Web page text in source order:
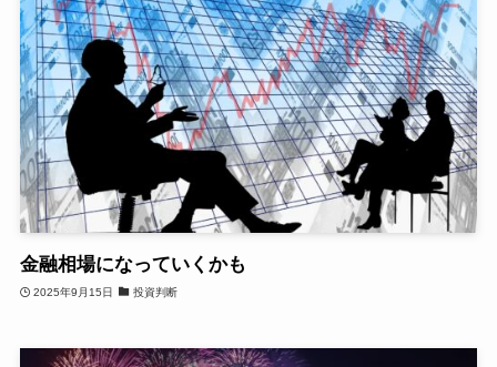
金融相場になっていくかも
2025年9月15日 投資判断